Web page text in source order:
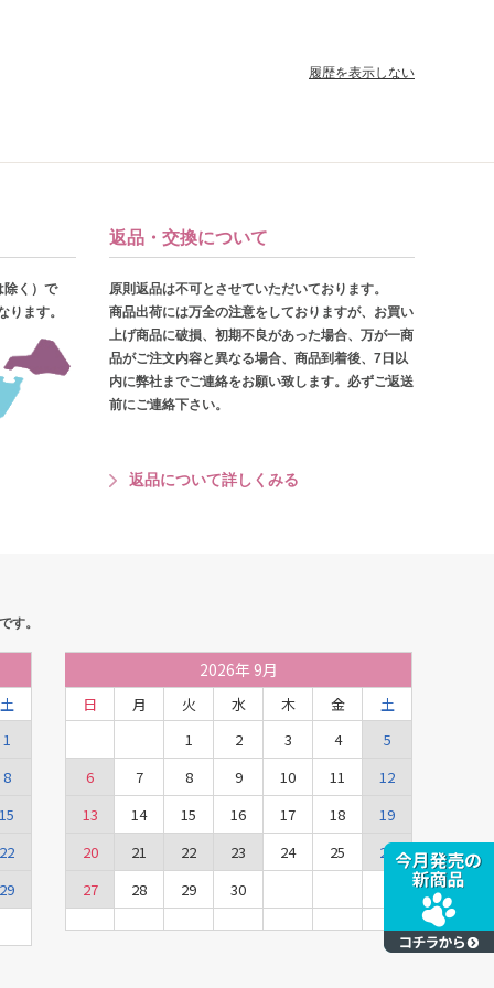
履歴を表示しない
除く）で
ります。
返品・交換について
原則返品は不可とさせていただいております。
商品出荷には万全の注意をしておりますが、お買い
上げ商品に破損、初期不良があった場合、万が一商
品がご注文内容と異なる場合、商品到着後、7日以
内に弊社までご連絡をお願い致します。必ずご返送
前にご連絡下さい。
返品について詳しくみる
す。
土
1
8
15
22
29
2026年 9月
日 月 火 水 木 金
土
1
2 3 4
5
6
7 8 9 10 11
12
13
14 15 16 17 18
19
20
21 22 23 24 25
26
27
28 29 30